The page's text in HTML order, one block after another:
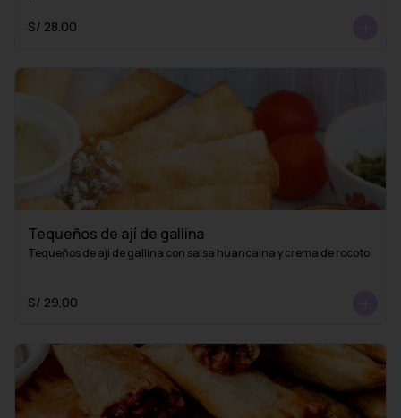
S/ 28.00
Tequeños de ají de gallina
Tequeños de aji de gallina con salsa huancaina y crema de rocoto
S/ 29.00